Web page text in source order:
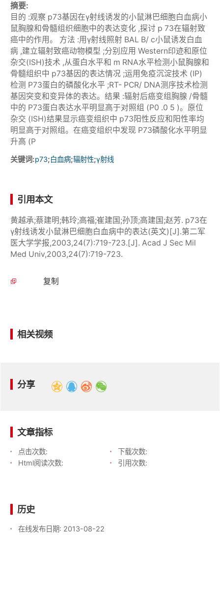
摘要:
目的 :观察 p73基因在γ射线诱发的小鼠淋巴细胞白血病小
鼠胸腺和骨髓组织细胞中的表达变化 ,探讨 p 73在辐射致
癌中的作用。 方法 :用γ射线照射 BAL B/ c小鼠诱发白血
病 ,建立辐射致癌动物模型 ;分别应用 Western印迹和原位
杂交(ISH)技术 ,从蛋白水平和 m RNA水平检测小鼠胸腺和
骨髓组织中 p73基因的表达情况 ;运用免疫沉淀技术 (IP)
检测 P73蛋白的磷酸化水平 ;RT- PCR/ DNA测序技术检测
基因突变和变异体的表达。结果 :辐射后癌变组胸腺 /骨髓
中的 P73蛋白表达水平明显高于对照组 (P0 .0 5 )。原位
杂交 (ISH)结果显示癌变组织中 p73阳性反应和阳性率均
明显高于对照组。在癌变组织中发现 P73磷酸化水平明显
升高 (P
关键词:p73;白血病;辐射性;γ射线
引用本文
黄越承;蔡建明;韩玲;高福;崔建国;孙顶;高建国;赵芳. p73在
γ射线诱发小鼠淋巴细胞白血病中的表达(英文)[J].第二军
医大学学报,2003,24(7):719-723.[J]. Acad J Sec Mil
Med Univ,2003,24(7):719-723.
复制
相关视频
分享
文章指标
点击次数:
下载次数:
Html阅读次数:
引用次数:
历史
在线发布日期: 2013-08-22